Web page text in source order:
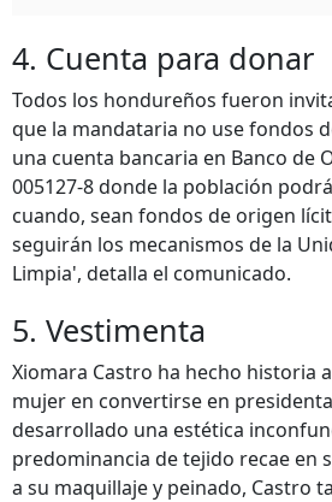
4. Cuenta para donar
Todos los hondureños fueron
que la mandataria no use fondos
una cuenta bancaria en Banco de
005127-8 donde la población
cuando, sean fondos de origen
seguirán los mecanismos de la
Limpia', detalla el comunicado.
5. Vestimenta
Xiomara Castro ha hecho historia
mujer en convertirse en
desarrollado una estética
predominancia de tejido recae en
a su maquillaje y peinado, Castro